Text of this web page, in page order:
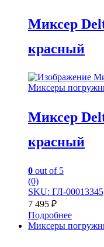
Миксер
красный
Миксеры
Миксер
красный
0 out of 5
(0)
SKU: ГЛ-00013345
7 495 ₽
Подробнее
Миксеры